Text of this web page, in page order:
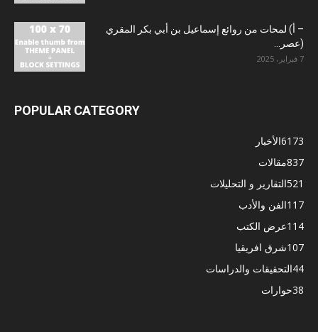
– أ) لمحات من روائع إسماعيل بن أبي بكر المقري
(عصر...
7 فبراير، 2025
POPULAR CATEGORY
الأخبار6173
مقالات837
التقارير و التحليلات521
الفن والأدب117
عرض الكتب114
شرق افريقيا107
التحقيقات والدراسات44
حوارات38